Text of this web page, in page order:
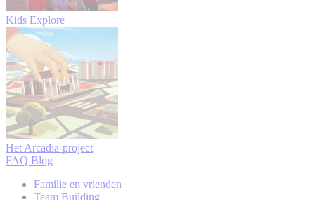
Kids Explore
Het Arcadia-project
FAQ Blog
Familie en vrienden
Team Building